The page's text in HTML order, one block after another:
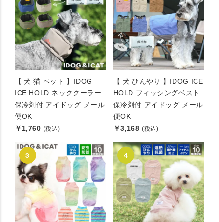
【 犬 猫 ペット 】IDOG
ICE HOLD ネッククーラー
保冷剤付 アイドッグ メール
便OK
￥1,760 (税込)
【 犬 ひんやり 】IDOG ICE
HOLD フィッシングベスト
保冷剤付 アイドッグ メール
便OK
￥3,168 (税込)